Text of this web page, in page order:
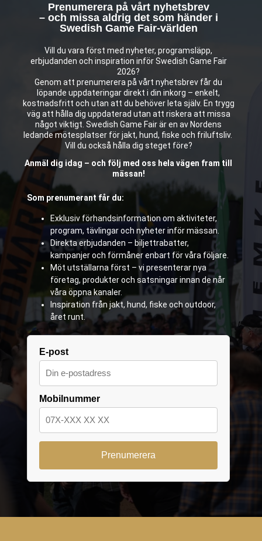
Prenumerera på vårt nyhetsbrev
– och missa aldrig det som händer i
Swedish Game Fair-världen
Vill du vara först med nyheter, programsläpp,
erbjudanden och inspiration inför Swedish Game Fair
2026?
Genom att prenumerera på vårt nyhetsbrev får du
löpande uppdateringar direkt i din inkorg – enkelt,
kostnadsfritt och utan att du behöver leta själv. En trygg
väg att hålla dig uppdaterad utan att riskera att missa
något viktigt. Swedish Game Fair är en av Nordens
ledande mötesplatser för jakt, hund, fiske och friluftsliv.
Vill du också hålla dig steget före?
Anmäl dig idag – och följ med oss hela vägen fram till
mässan!
E-post
Mobilnummer
Som prenumerant får du:
Exklusiv förhandsinformation om aktiviteter,
program, tävlingar och nyheter inför mässan.
Direkta erbjudanden – biljettrabatter,
kampanjer och förmåner enbart för våra följare.
Möt utställarna först – vi presenterar nya
företag, produkter och satsningar innan de når
våra öppna kanaler.
Inspiration från jakt, hund, fiske och outdoor,
året runt.